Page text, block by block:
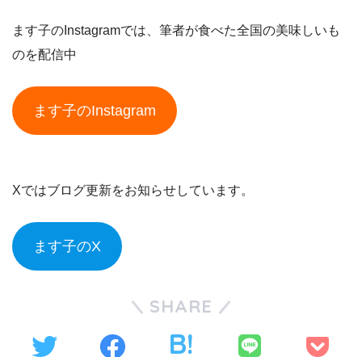
ます子のInstagramでは、筆者が食べた全国の美味しいも
のを配信中
ます子のInstagram
Xではブログ更新をお知らせしています。
ます子のX
SHARE